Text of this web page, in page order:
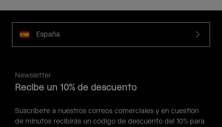
España
Newsletter
Recibe un 10% de descuento
Suscríbete a nuestros correos comerciales y en cuestión
de minutos recibirás un código de descuento del 10% para